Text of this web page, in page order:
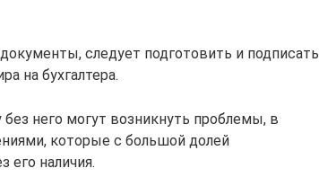
следует подготовить и подписать
на бухгалтера.
него могут возникнуть проблемы, в
которые с большой долей
его наличия.